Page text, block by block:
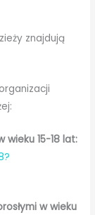
znajdują
wieku 15-18 lat:
w wieku